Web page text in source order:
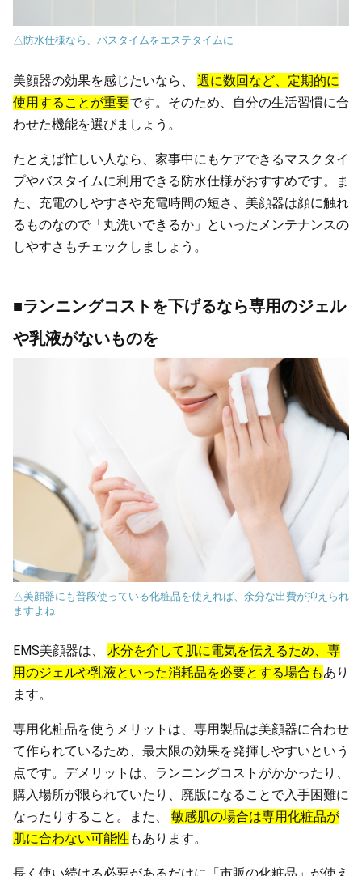
△防水仕様なら、バスタイムをエステタイムに
美顔器の効果を感じたいなら、 週に数回など、定期的に
使用することが重要です。そのため、自分の生活習慣に合
わせた機能を選びましょう。
たとえば忙しい人なら、家事中にもケアできるマスクタイ
プやバスタイムに利用できる防水仕様がおすすめです。ま
た、充電のしやすさや充電時間の短さ、美顔器は顔に触れ
るものなので「丸洗いできるか」といったメンテナンスの
しやすさもチェックしましょう。
■ランニングコストを下げるなら専用のジェル
や乳液がないものを
△美顔器にも普段使っている化粧品を使えれば、余分な出費が抑えられ
ますよね
EMS美顔器は、 水分を介して肌に電気を伝えるため、専
用のジェルや乳液といった消耗品を必要とする場合もあり
ます。
専用化粧品を使うメリットは、専用製品は美顔器に合わせ
て作られているため、最大限の効果を発揮しやすいという
点です。デメリットは、ランニングコストがかかったり、
購入場所が限られていたり、廃版になることで入手困難に
なったりすること。また、 敏感肌の場合は専用化粧品が
肌に合わない可能性 もあります。